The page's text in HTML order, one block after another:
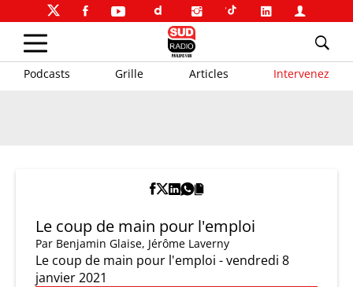
Podcasts Grille Articles Intervenez
Le coup de main pour l'emploi
Par Benjamin Glaise, Jérôme Laverny
Le coup de main pour l'emploi - vendredi 8
janvier 2021